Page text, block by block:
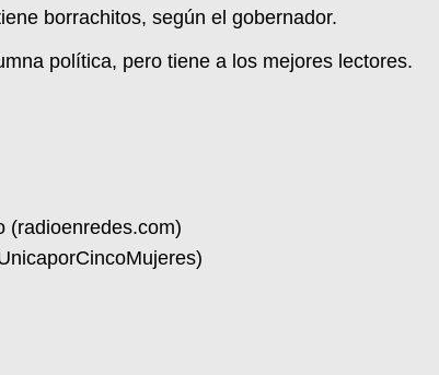
borrachitos, según el gobernador.
política, pero tiene a los mejores lectores.
(radioenredes.com)